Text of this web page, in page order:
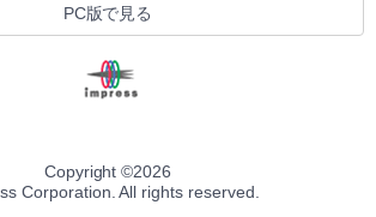
PC版で見る
Copyright ©2026
Corporation. All rights reserved.